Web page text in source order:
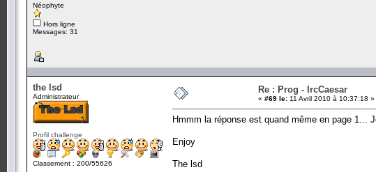
Néophyte
Hors ligne
Messages: 31
the lsd
Administrateur
Profil challenge
Classement : 200/55626
Re : Prog - IrcCaesar
« #69 le: 11 Avril 2010 à 10:37:18 »
Hmmm la réponse est quand même en page 1...
Enjoy
The lsd